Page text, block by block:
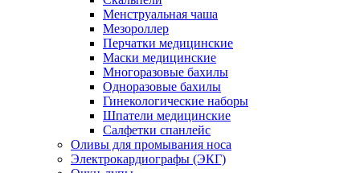
Менструальная чаша
Мезороллер
Перчатки медицинские
Маски медицинские
Многоразовые бахилы
Одноразовые бахилы
Гинекологические наборы
Шпатели медицинские
Салфетки спанлейс
Оливы для промывания носа
Электрокардиографы (ЭКГ)